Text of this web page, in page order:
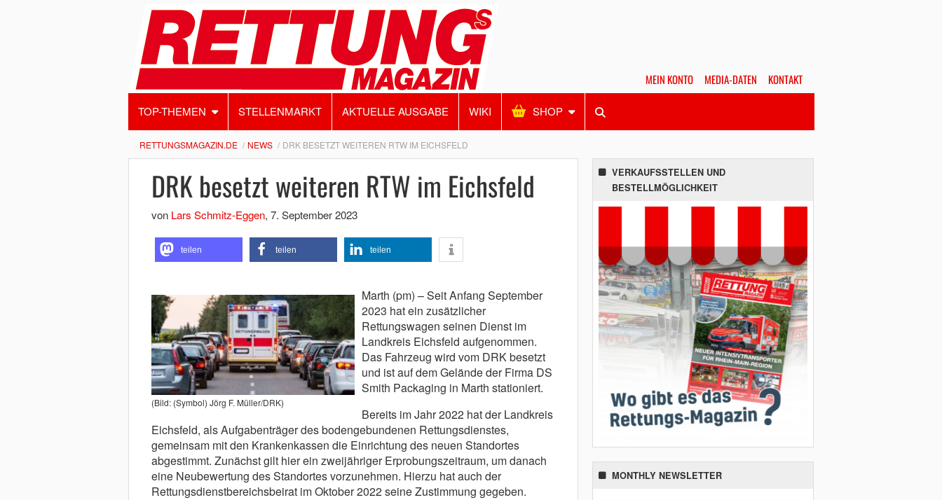
MEIN KONTO MEDIA-DATEN KONTAKT
TOP-THEMEN STELLENMARKT AKTUELLE AUSGABE WIKI SHOP
RETTUNGSMAGAZIN.DE NEWS DRK BESETZT WEITEREN RTW IM EICHSFELD
DRK besetzt weiteren RTW im Eichsfeld
von Lars Schmitz-Eggen, 7. September 2023
teilen teilen teilen
(Bild: (Symbol) Jörg F. Müller/DRK)
Marth (pm) – Seit Anfang September
2023 hat ein zusätzlicher
Rettungswagen seinen Dienst im
Landkreis Eichsfeld aufgenommen.
Das Fahrzeug wird vom DRK besetzt
und ist auf dem Gelände der Firma DS
Smith Packaging in Marth stationiert.
Bereits im Jahr 2022 hat der Landkreis
Eichsfeld, als Aufgabenträger des bodengebundenen Rettungsdienstes,
gemeinsam mit den Krankenkassen die Einrichtung des neuen Standortes
abgestimmt. Zunächst gilt hier ein zweijähriger Erprobungszeitraum, um danach
eine Neubewertung des Standortes vorzunehmen. Hierzu hat auch der
Rettungsdienstbereichsbeirat im Oktober 2022 seine Zustimmung gegeben.
VERKAUFSSTELLEN UND
BESTELLMÖGLICHKEIT
MONTHLY NEWSLETTER